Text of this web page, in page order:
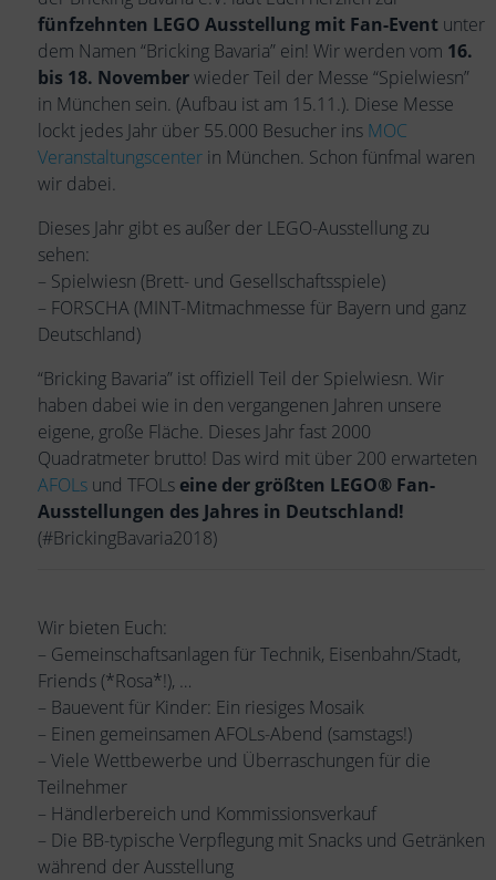
fünfzehnten LEGO Ausstellung mit Fan-Event unter
dem Namen “Bricking Bavaria” ein! Wir werden vom 16.
bis 18. Novemberwieder Teil der Messe “Spielwiesn”
in München sein. (Aufbau ist am 15.11.). Diese Messe
lockt jedes Jahr über 55.000 Besucher ins MOC
Veranstaltungscenter in München. Schon fünfmal waren
wir dabei.
Dieses Jahr gibt es außer der LEGO-Ausstellung zu
sehen:
– Spielwiesn (Brett- und Gesellschaftsspiele)
– FORSCHA (MINT-Mitmachmesse für Bayern und ganz
Deutschland)
“Bricking Bavaria” ist offiziell Teil der Spielwiesn. Wir
haben dabei wie in den vergangenen Jahren unsere
eigene, große Fläche. Dieses Jahr fast 2000
Quadratmeter brutto! Das wird mit über 200 erwarteten
AFOLs und TFOLs eine der größten LEGO® Fan-
Ausstellungen des Jahres in Deutschland!
(#BrickingBavaria2018)
Wir bieten Euch:
– Gemeinschaftsanlagen für Technik, Eisenbahn/Stadt,
Friends (*Rosa*!), …
– Bauevent für Kinder: Ein riesiges Mosaik
– Einen gemeinsamen AFOLs-Abend (samstags!)
– Viele Wettbewerbe und Überraschungen für die
Teilnehmer
– Händlerbereich und Kommissionsverkauf
– Die BB-typische Verpflegung mit Snacks und Getränken
während der Ausstellung